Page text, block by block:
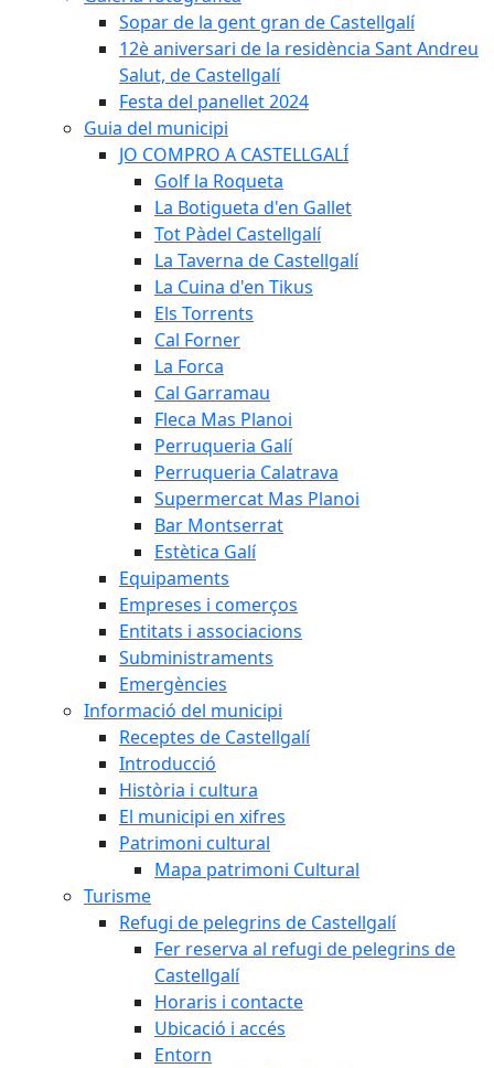
Sopar de la gent gran de Castellgalí
12è aniversari de la residència Sant Andreu
Salut, de Castellgalí
Festa del panellet 2024
Guia del municipi
JO COMPRO A CASTELLGALÍ
Golf la Roqueta
La Botigueta d'en Gallet
Tot Pàdel Castellgalí
La Taverna de Castellgalí
La Cuina d'en Tikus
Els Torrents
Cal Forner
La Forca
Cal Garramau
Fleca Mas Planoi
Perruqueria Galí
Perruqueria Calatrava
Supermercat Mas Planoi
Bar Montserrat
Estètica Galí
Equipaments
Empreses i comerços
Entitats i associacions
Subministraments
Emergències
Informació del municipi
Receptes de Castellgalí
Introducció
Història i cultura
El municipi en xifres
Patrimoni cultural
Mapa patrimoni Cultural
Turisme
Refugi de pelegrins de Castellgalí
Fer reserva al refugi de pelegrins de
Castellgalí
Horaris i contacte
Ubicació i accés
Entorn